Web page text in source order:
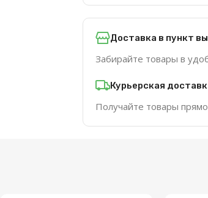
Доставка в пункт
Забирайте товары в
Курьерская
Получайте товары